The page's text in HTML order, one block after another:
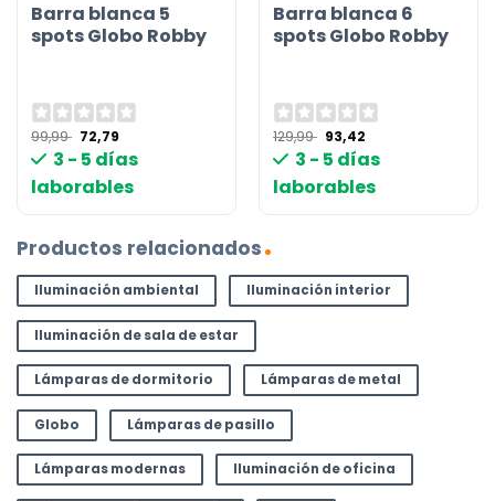
Barra blanca 5
spots Globo Robby
99,99 El
precio
original
99,99 €.
72,79
actual
72,79 €.
3 - 5 días
laborables
Barra blanca 6
spots Globo Robby
129,99 El
precio
original
129,99 €.
93,42
actual
93,42 €.
3 - 5 días
laborables
Productos relacionados
Iluminación ambiental Iluminación interior
Iluminación de sala de estar
Lámparas de dormitorio Lámparas de metal
Globo Lámparas de pasillo
Lámparas modernas Iluminación de oficina